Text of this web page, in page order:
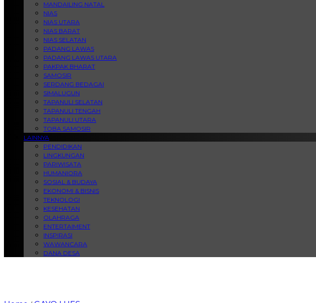
MANDAILING NATAL
NIAS
NIAS UTARA
NIAS BARAT
NIAS SELATAN
PADANG LAWAS
PADANG LAWAS UTARA
PAKPAK BHARAT
SAMOSIR
SERDANG BEDAGAI
SIMALUGUN
TAPANULI SELATAN
TAPANULI TENGAH
TAPANULI UTARA
TOBA SAMOSIR
LAINNYA
PENDIDIKAN
LINGKUNGAN
PARIWISATA
HUMANIORA
SOSIAL & BUDAYA
EKONOMI & BISNIS
TEKNOLOGI
KESEHATAN
OLAHRAGA
ENTERTAIMENT
INSPIRASI
WAWANCARA
DANA DESA